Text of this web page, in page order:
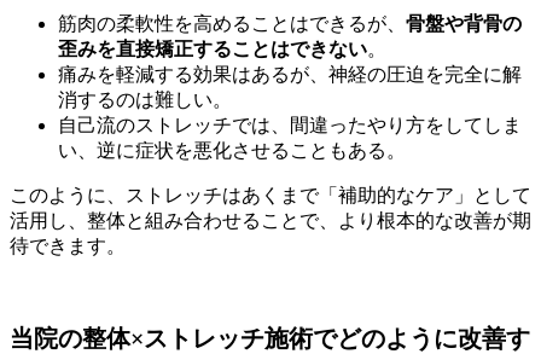
筋肉の柔軟性を高めることはできるが、 骨盤や背骨の
歪みを直接矯正することはできない。
痛みを軽減する効果はあるが、神経の圧迫を完全に解
消するのは難しい。
自己流のストレッチでは、間違ったやり方をしてしま
い、逆に症状を悪化させることもある。
このように、ストレッチはあくまで「補助的なケア」として
活用し、整体と組み合わせることで、より根本的な改善が期
待できます。
当院の整体×ストレッチ施術でどのように改善す